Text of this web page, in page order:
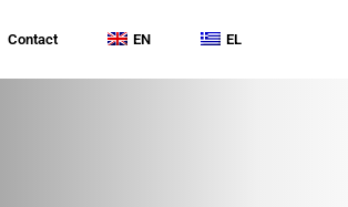
Contact EN EL